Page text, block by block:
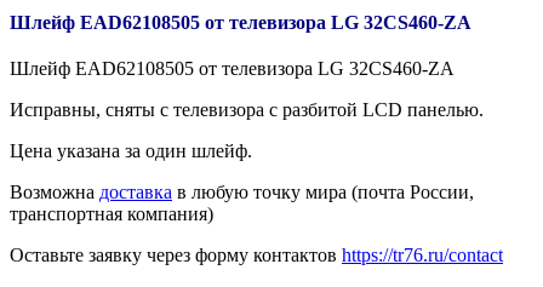
Шлейф EAD62108505 от телевизора LG 32CS460-ZA
Шлейф EAD62108505 от телевизора LG 32CS460-ZA
Исправны, сняты с телевизора с разбитой LCD панелью.
Цена указана за один шлейф.
Возможна доставка в любую точку мира (почта России,
транспортная компания)
Оставьте заявку через форму контактов https://tr76.ru/contact